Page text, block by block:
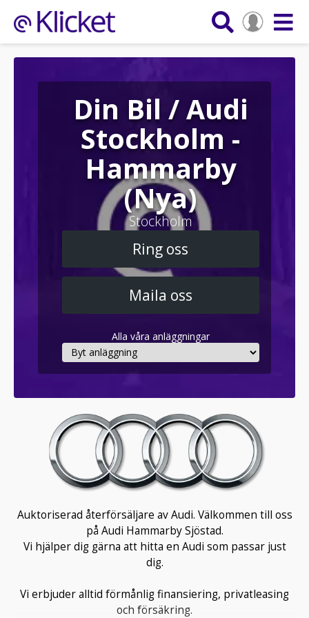
Din Bil / Audi
Stockholm -
Hammarby
(Nya)
Stockholm
Ring oss
Maila oss
Alla våra anläggningar
Auktoriserad återförsäljare av Audi. Välkommen till oss
på Audi Hammarby Sjöstad.
Vi hjälper dig gärna att hitta en Audi som passar just
dig.
Vi erbjuder alltid förmånlig finansiering, privatleasing
och försäkring.